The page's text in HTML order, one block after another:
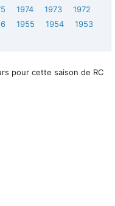
1974 1973
1972
1955 1954
1953
pour cette saison de RC